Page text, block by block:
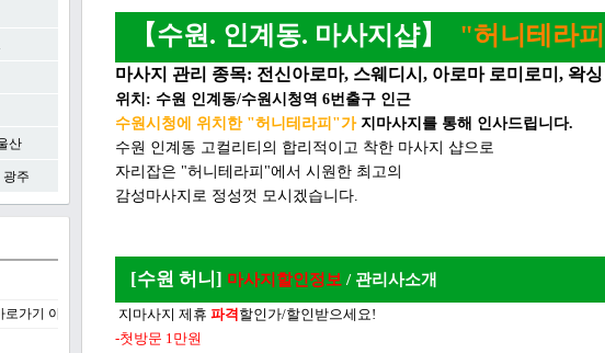
【수원. 인계동. 마사지샵】 "허니테라피
마사지 관리 종목: 전신아로마, 스웨디시, 아로마 로미로미, 왁싱
위치: 수원 인계동/수원시청역 6번출구 인근
수원시청에 위치한 "허니테라피"가 지마사지 를 통해 인사드립니다.
수원 인계동 고컬리티의 합리적이고 착한 마사지 샵으로
자리잡은 "허니테라피"에서 시원한 최고의
감성마사지로 정성껏 모시겠습니다.
[수원 허니] 마사지 할인정보 / 관리사소개
지마사지 제휴 파격 할인가/할인받으세요!
-첫방문 1만원
산
광주
로가기 아이콘 만들기-편하게 사이트로 접속하…